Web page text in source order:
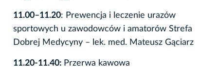
11.00–11.20: Prewencja i leczenie urazów
sportowych u zawodowców i amatorów Strefa
Dobrej Medycyny – lek. med. Mateusz Gąciarz
11.20-11.40: Przerwa kawowa